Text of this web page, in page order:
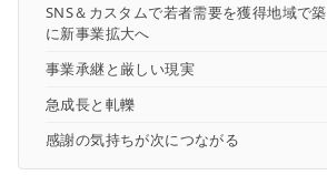
SNS＆カスタムで若者需要を獲得地域で
に新事業拡大へ
事業承継と厳しい現実
急成長と軋轢
感謝の気持ちが次につながる